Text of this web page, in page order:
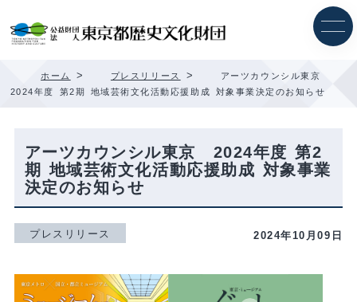
ッ
ホーム > プレスリリース >
アーツカウンシル東京
2024年度 第2期 地域芸術文化活動応援助成 対象事業決定のお知らせ
アーツカウンシル東京 2024年度 第2
期 地域芸術文化活動応援助成 対象事業
決定のお知らせ
プレスリリース 2024年10月09日